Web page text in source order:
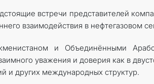
встречи представителей
взаимодействия в нефтегазовом
и Объединёнными
уважения и доверия как в
и других международных структур.